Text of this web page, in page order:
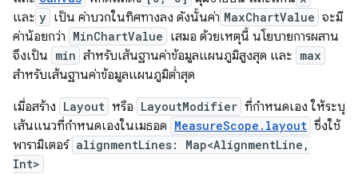
และ y เป็น ค่าบวกในทิศทางลง ดังนั้นค่า MaxChartValue จะมี
ค่าน้อยกว่า MinChartValue เสมอ ด้วยเหตุนี้ นโยบายการผสาน
จึงเป็น min สำหรับเส้นฐานค่าข้อมูลแผนภูมิสูงสุด และ max
สำหรับเส้นฐานค่าข้อมูลแผนภูมิต่ำสุด
เมื่อสร้าง Layout หรือ LayoutModifier ที่กำหนดเอง ให้ระบุ
เส้นแนวที่กำหนดเองในเมธอด MeasureScope.layout ซึ่งใช้
พารามิเตอร์ alignmentLines: Map<AlignmentLine,
Int>